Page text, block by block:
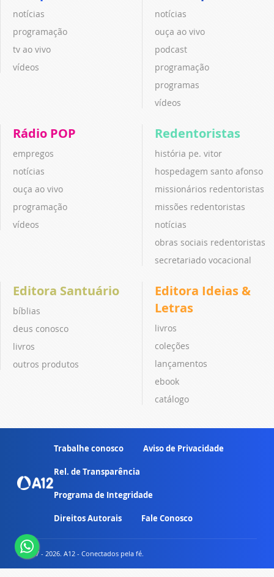
notícias
programação
tv ao vivo
vídeos
notícias
ouça ao vivo
podcast
programação
programas
vídeos
Rádio POP
empregos
notícias
ouça ao vivo
programação
vídeos
Redentoristas
história pe. vitor
hospedagem santo afonso
missionários redentoristas
missões redentoristas
notícias
obras sociais redentoristas
secretariado vocacional
Editora Santuário
bíblias
deus conosco
livros
outros produtos
Editora Ideias &
Letras
livros
coleções
lançamentos
ebook
catálogo
Trabalhe conosco Aviso de Privacidade
Rel. de Transparência
Programa de Integridade
Direitos Autorais Fale Conosco
© 2007 - 2026. A12 - Conectados pela fé.